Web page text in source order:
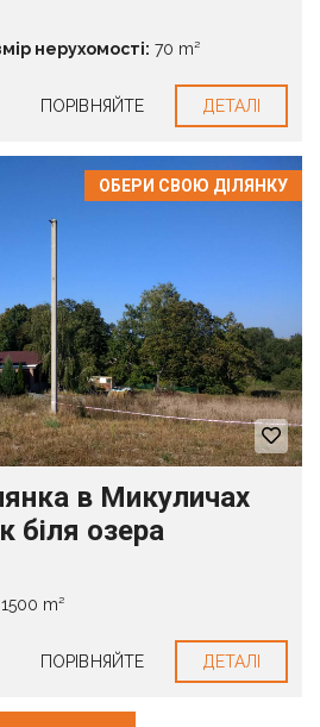
нерухомості: 70 m²
ПОРІВНЯЙТЕ ДЕТАЛІ
ОБЕРИ СВОЮ ДІЛЯНКУ
в Микуличах
біля озера
1500 m²
ПОРІВНЯЙТЕ ДЕТАЛІ